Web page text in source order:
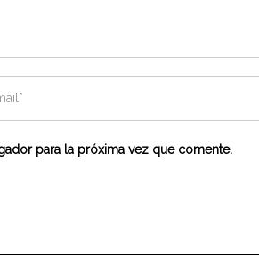
para la próxima vez que comente.